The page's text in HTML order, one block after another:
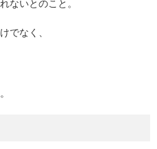
ないとのこと。
でなく、